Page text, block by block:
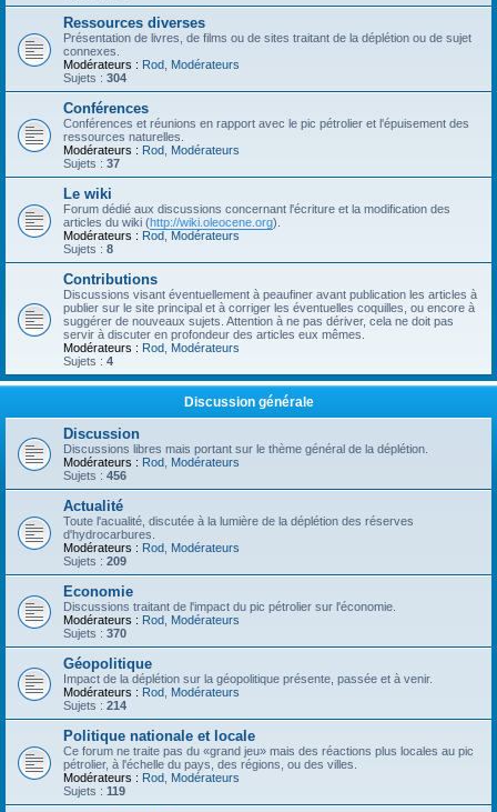
Ressources diverses
Présentation de livres, de films ou de sites traitant de la déplétion ou de sujet
connexes.
Modérateurs : Rod Modérateurs
Sujets : 304
Conférences
Conférences et réunions en rapport avec le pic pétrolier et l'épuisement des
ressources naturelles.
Modérateurs : Rod Modérateurs
Sujets : 37
Le wiki
Forum dédié aux discussions concernant l'écriture et la modification des
articles du wiki (http://wiki.oleocene.org).
Modérateurs : Rod Modérateurs
Sujets : 8
Contributions
Discussions visant éventuellement à peaufiner avant publication les articles à
publier sur le site principal et à corriger les éventuelles coquilles, ou encore à
suggérer de nouveaux sujets. Attention à ne pas dériver, cela ne doit pas
servir à discuter en profondeur des articles eux mêmes.
Modérateurs : Rod Modérateurs
Sujets : 4
Discussion générale
Discussion
Discussions libres mais portant sur le thème général de la déplétion.
Modérateurs : Rod Modérateurs
Sujets : 456
Actualité
Toute l'acualité, discutée à la lumière de la déplétion des réserves
d'hydrocarbures.
Modérateurs : Rod Modérateurs
Sujets : 209
Economie
Discussions traitant de l'impact du pic pétrolier sur l'économie.
Modérateurs : Rod Modérateurs
Sujets : 370
Géopolitique
Impact de la déplétion sur la géopolitique présente, passée et à venir.
Modérateurs : Rod Modérateurs
Sujets : 214
Politique nationale et locale
Ce forum ne traite pas du «grand jeu» mais des réactions plus locales au pic
pétrolier, à l'échelle du pays, des régions, ou des villes.
Modérateurs : Rod Modérateurs
Sujets : 119